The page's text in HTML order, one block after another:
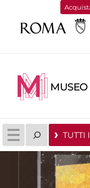
TUTTI